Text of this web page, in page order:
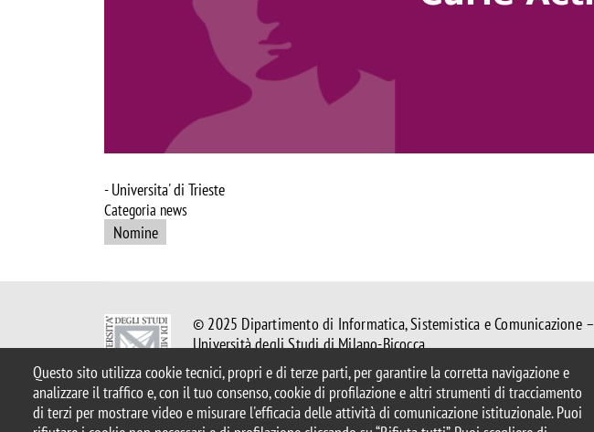
Questo sito utilizza cookie tecnici, propri e di terze parti, per garantire la corretta navigazione e
analizzare il traffico e, con il tuo consenso, cookie di profilazione e altri strumenti di tracciamento
di terzi per mostrare video e misurare l'efficacia delle attività di comunicazione istituzionale. Puoi
- Universita' di Trieste
Categoria news
Nomine
© 2025 Dipartimento di Informatica, Sistemistica e Comunicazione –
Università degli Studi di Milano-Bicocca
Viale Sarca, 336 - 20126, Milano
Casella PEC:ateneo.bicocca@pec.unimib.it
Email Redazione Web: redazioneweb.disco@unimib.it